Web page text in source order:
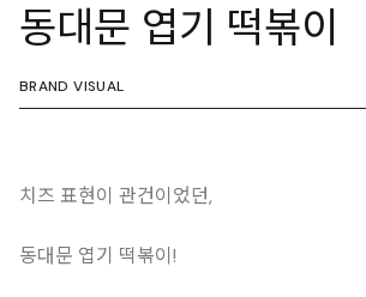
동대문 엽기 떡볶이
BRAND VISUAL
치즈 표현이 관건이었던,
동대문 엽기 떡볶이!